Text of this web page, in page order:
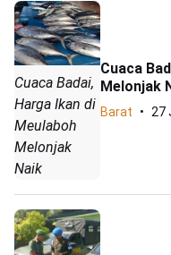
Cuaca Badai,
Harga Ikan di
Meulaboh
Melonjak
Naik
Cuaca
Melonjak
Barat 27